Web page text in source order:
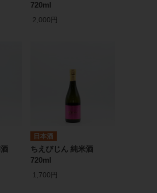
720ml
2,000円
酒
日本酒
ちえびじん 純米酒
720ml
1,700円